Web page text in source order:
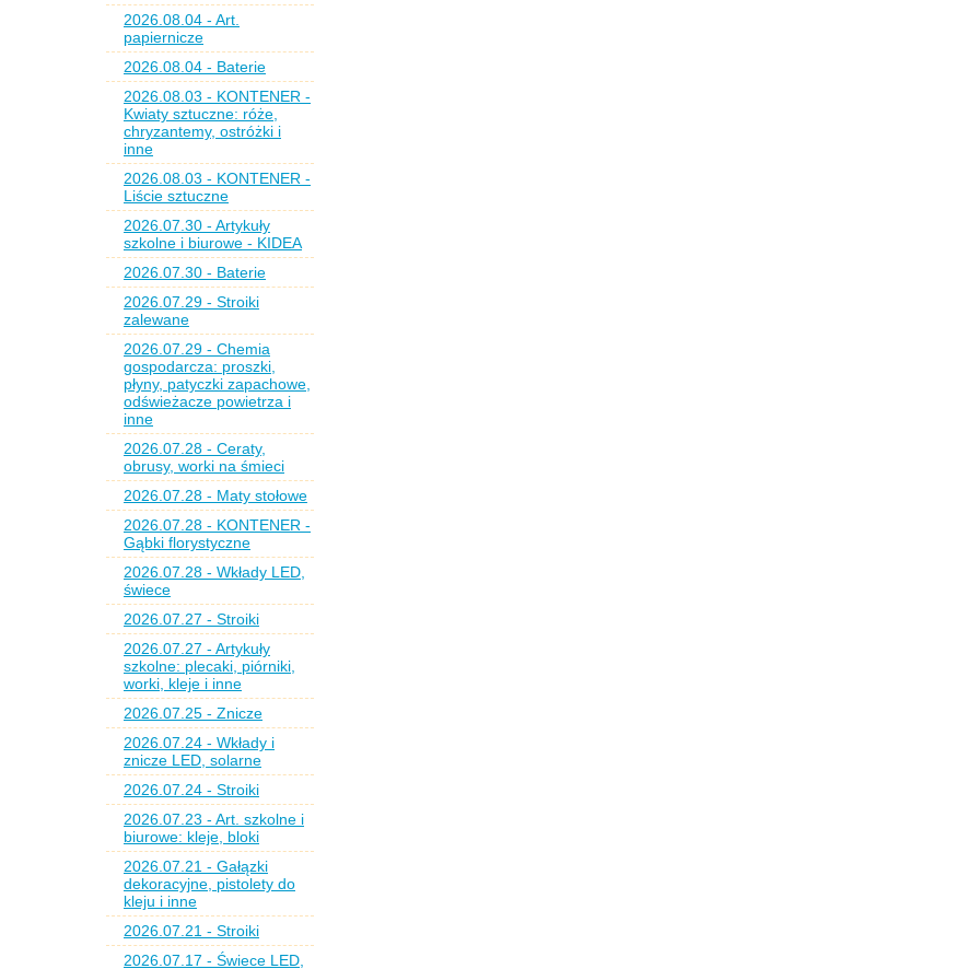
2026.08.04 - Art.
papiernicze
2026.08.04 - Baterie
2026.08.03 - KONTENER -
Kwiaty sztuczne: róże,
chryzantemy, ostróżki i
inne
2026.08.03 - KONTENER -
Liście sztuczne
2026.07.30 - Artykuły
szkolne i biurowe - KIDEA
2026.07.30 - Baterie
2026.07.29 - Stroiki
zalewane
2026.07.29 - Chemia
gospodarcza: proszki,
płyny, patyczki zapachowe,
odświeżacze powietrza i
inne
2026.07.28 - Ceraty,
obrusy, worki na śmieci
2026.07.28 - Maty stołowe
2026.07.28 - KONTENER -
Gąbki florystyczne
2026.07.28 - Wkłady LED,
świece
2026.07.27 - Stroiki
2026.07.27 - Artykuły
szkolne: plecaki, piórniki,
worki, kleje i inne
2026.07.25 - Znicze
2026.07.24 - Wkłady i
znicze LED, solarne
2026.07.24 - Stroiki
2026.07.23 - Art. szkolne i
biurowe: kleje, bloki
2026.07.21 - Gałązki
dekoracyjne, pistolety do
kleju i inne
2026.07.21 - Stroiki
2026.07.17 - Świece LED,